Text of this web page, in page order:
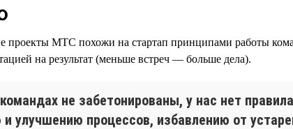
МТС похожи на стартап принципами работы
на результат (меньше встреч — больше дела).
не забетонированы, у нас нет
и улучшению процессов, избавлению от